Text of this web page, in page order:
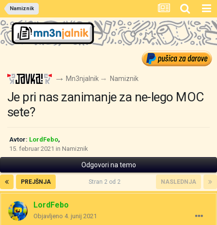
Namiznik
Mn3njalnik Namiznik
Je pri nas zanimanje za ne-lego MOC
sete?
Avtor: LordFebo,
15. februar 2021 in Namiznik
Odgovori na temo
PREJŠNJA NASLEDNJA
Stran 2 od 2
LordFebo
Objavljeno 4. junij 2021